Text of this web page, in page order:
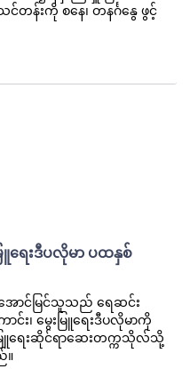
သင်တန်းကို စနေ၊ တနင်္ဂနွေ ဖွင့်
ရေးဒီပလိုမာ ပထနှစ်
ောင်မြင်သူသည် ရေဆင်း
၊ မွေးမြူရေးဒီပလိုမာကို
ြူရေးဆိုင်ရာဆေးတက္ကသိုလ်သို့